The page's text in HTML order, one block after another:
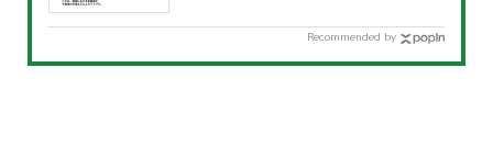
Recommended by